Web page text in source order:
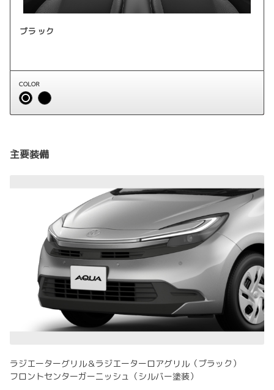
ブラック
COLOR
主要装備
ラジエーターグリル＆ラジエーターロアグリル（ブラック）
フロントセンターガーニッシュ（シルバー塗装）